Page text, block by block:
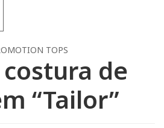
TOPS
de
“Tailor”